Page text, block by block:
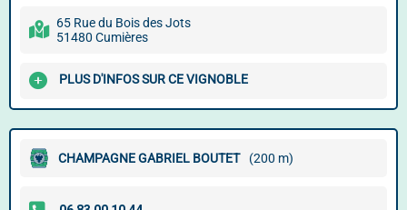
65 Rue du Bois des Jots
51480 Cumières
PLUS D'INFOS SUR CE VIGNOBLE
CHAMPAGNE GABRIEL BOUTET (200 m)